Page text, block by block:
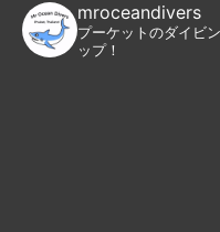
mroceandivers
プーケットのダイビ
ップ！